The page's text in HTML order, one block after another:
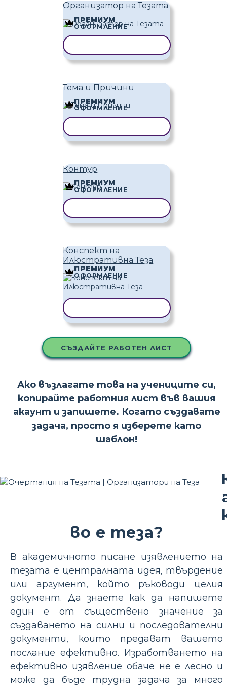
Организатор на Тезата
ПРЕМИУМ
ОФОРМЛЕНИЕ
Тема и Причини
ПРЕМИУМ
ОФОРМЛЕНИЕ
Контур
ПРЕМИУМ
ОФОРМЛЕНИЕ
Конспект на
Илюстративна Теза
ПРЕМИУМ
ОФОРМЛЕНИЕ
СЪЗДАЙТЕ РАБОТЕН ЛИСТ
Ако възлагате това на учениците си,
копирайте работния лист във вашия
акаунт и запишете. Когато създавате
задача, просто я изберете като
шаблон!
во е теза?
В академичното писане изявлението на
тезата е централната идея, твърдение
или аргумент, който ръководи целия
документ. Да знаете как да напишете
един е от съществено значение за
създаването на силни и последователни
документи, които предават вашето
послание ефективно. Изработването на
ефективно изявление обаче не е лесно и
може да бъде трудна задача за много